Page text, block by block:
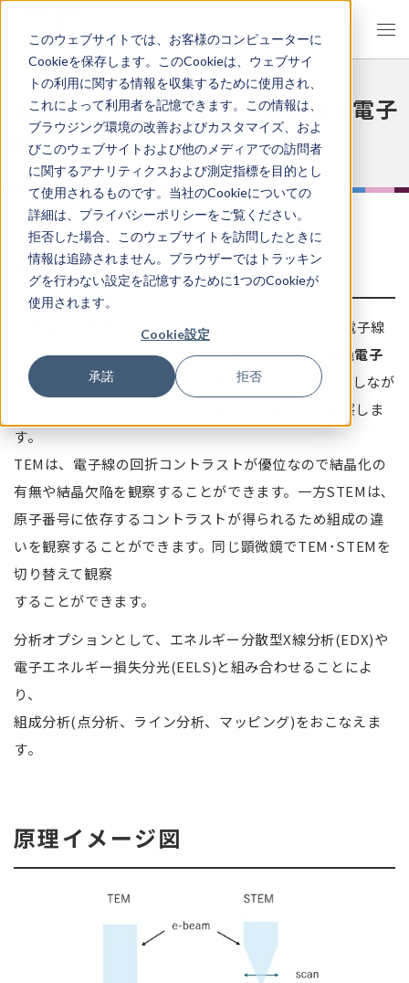
このウェブサイトでは、お客様のコンピューターに
Cookieを保存します。このCookieは、ウェブサイ
トの利用に関する情報を収集するために使用され、
これによって利用者を記憶できます。この情報は、
ブラウジング環境の改善およびカスタマイズ、およ
びこのウェブサイトおよび他のメディアでの訪問者
に関するアナリティクスおよび測定指標を目的とし
て使用されるものです。当社のCookieについての
詳細は、プライバシーポリシーをご覧ください。
拒否した場合、このウェブサイトを訪問したときに
情報は追跡されません。ブラウザーではトラッキン
グを行わない設定を記憶するために1つのCookieが
使用されます。
Cookie設定
承諾 拒否
JP
透過電子顕微鏡 (TEM) / 走査透過電子
顕微鏡 (STEM)
原理概要
透過電子顕微鏡(TEM)
は、サンプルを透過してきた電子線
を電磁レンズで拡大することで観察します。走査透過電子
顕微鏡(STEM)は、細く絞った電子ビームをスキャンしなが
らサンプルを透過し散乱された電子線を検出して観察しま
す。
TEMは、電子線の回折コントラストが優位なので結晶化の
有無や結晶欠陥を観察することができます。一方STEMは､
原子番号に依存するコントラストが得られるため組成の違
いを観察することができます。同じ顕微鏡でTEM･STEMを
切り替えて観察
することができます。
分析オプションとして、エネルギー分散型X線分析(EDX)や
電子エネルギー損失分光(EELS)と組み合わせることによ
り、
組成分析(点分析、ライン分析、マッピング)をおこなえま
す。
原理イメージ図